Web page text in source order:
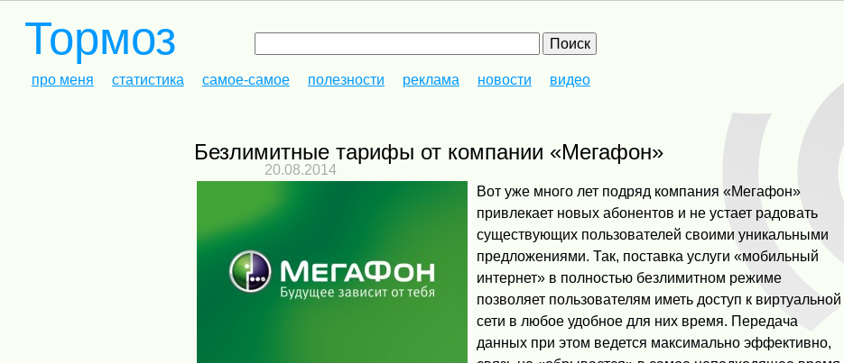
Тормоз
про меня статистика самое-самое полезности реклама новости видео
Безлимитные тарифы от компании «Мегафон»
20.08.2014
Вот уже много лет подряд компания «Мегафон»
привлекает новых абонентов и не устает радовать
существующих пользователей своими уникальными
предложениями. Так, поставка услуги «мобильный
интернет» в полностью безлимитном режиме
позволяет пользователям иметь доступ к виртуальной
сети в любое удобное для них время. Передача
данных при этом ведется максимально эффективно,